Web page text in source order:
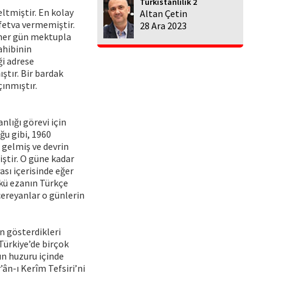
En kolay
vermemiştir.
gün mektupla
adrese
Bir bardak
görevi için
gibi, 1960
ve devrin
O güne kadar
içerisinde eğer
ezanın Türkçe
o günlerin
gösterdikleri
birçok
huzuru içinde
ı Kerîm Tefsiri’ni
Altan Çetin
28 Ara 2023